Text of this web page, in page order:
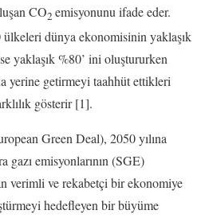
CO2emisyonunu ifade eder.
dünya ekonomisinin yaklaşık
yaklaşık %80’ ini oluştururken
yerine getirmeyi taahhüt ettikleri
gösterir [1].
Green Deal), 2050 yılına
emisyonlarının (SGE)
verimli ve rekabetçi bir ekonomiye
hedefleyen bir büyüme